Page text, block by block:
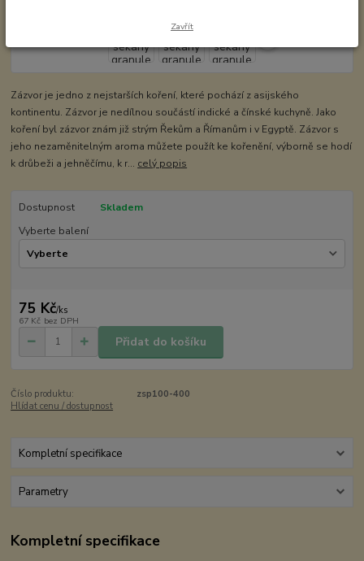
Zázvor je jedno z nejstarších koření, které pochází z asijského
kontinentu. Zázvor je nedílnou součástí indické a čínské kuchyně. Jako
koření byl zázvor znám již strým Řekům a Římanům i v Egyptě. Zázvor s
jeho nezaměnitelným aroma můžete použít ke kořenění, výborně se hodí
k drůbeži a jehněčímu, k r... celý popis
Dostupnost
Skladem
Vyberte balení
75 Kč/ks
67 Kč bez DPH
Přidat do košíku
Číslo produktu:
zsp100-400
Hlídat cenu / dostupnost
Kompletní specifikace
Parametry
Kompletní specifikace
Zavřít